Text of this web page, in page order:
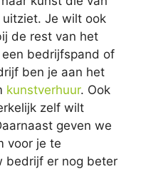
Je wilt ook
de rest van het
bedrijfspand of
ben je aan het
kunstverhuur. Ook
zelf wilt
geven we
voor je te
bedrijf er nog beter